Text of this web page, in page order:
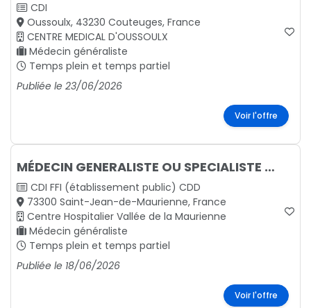
CDI
Oussoulx, 43230 Couteuges, France
CENTRE MEDICAL D'OUSSOULX
Médecin généraliste
Temps plein et temps partiel
Publiée le 23/06/2026
Voir l'offre
MÉDECIN GENERALISTE OU SPECIALISTE pour le service MEDECINE POLYVALENTE
CDI FFI (établissement public) CDD
73300 Saint-Jean-de-Maurienne, France
Centre Hospitalier Vallée de la Maurienne
Médecin généraliste
Temps plein et temps partiel
Publiée le 18/06/2026
Voir l'offre